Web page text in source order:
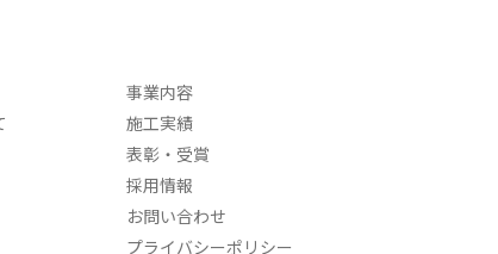
事業内容
施工実績
表彰・受賞
採用情報
お問い合わせ
プライバシーポリシー